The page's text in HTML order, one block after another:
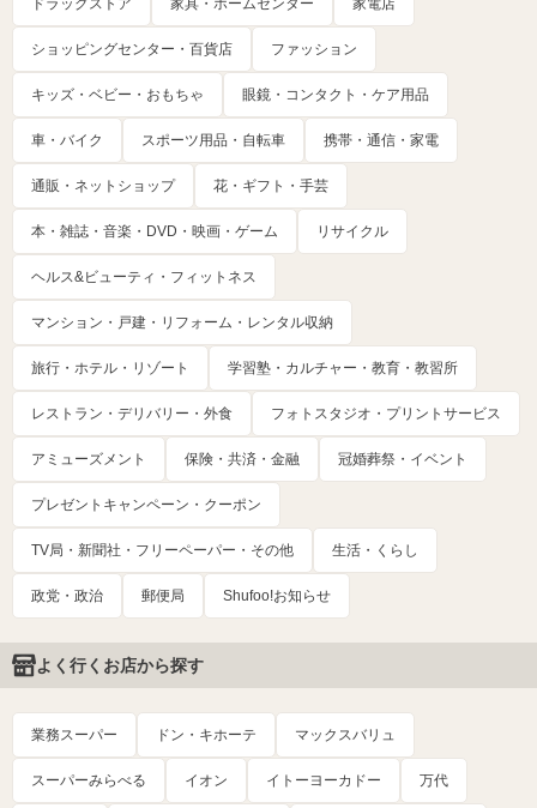
ドラッグストア 家具・ホームセンター 家電店
ショッピングセンター・百貨店 ファッション
キッズ・ベビー・おもちゃ 眼鏡・コンタクト・ケア用品
車・バイク スポーツ用品・自転車 携帯・通信・家電
通販・ネットショップ 花・ギフト・手芸
本・雑誌・音楽・DVD・映画・ゲーム リサイクル
ヘルス&ビューティ・フィットネス
マンション・戸建・リフォーム・レンタル収納
旅行・ホテル・リゾート 学習塾・カルチャー・教育・教習所
レストラン・デリバリー・外食 フォトスタジオ・プリントサービス
アミューズメント 保険・共済・金融 冠婚葬祭・イベント
プレゼントキャンペーン・クーポン
TV局・新聞社・フリーペーパー・その他 生活・くらし
政党・政治 郵便局 Shufoo!お知らせ
よく行くお店から探す
業務スーパー ドン・キホーテ マックスバリュ
スーパーみらべる イオン イトーヨーカドー 万代